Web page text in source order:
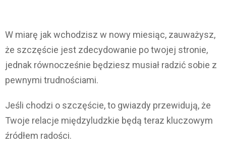
W miarę jak wchodzisz w nowy miesiąc, zauważysz,
że szczęście jest zdecydowanie po twojej stronie,
jednak równocześnie będziesz musiał radzić sobie z
pewnymi trudnościami.
Jeśli chodzi o szczęście, to gwiazdy przewidują, że
Twoje relacje międzyludzkie będą teraz kluczowym
źródłem radości.